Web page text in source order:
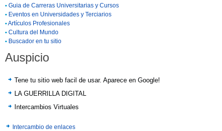
• Guia de Carreras Universitarias y Cursos
• Eventos en Universidades y Terciarios
•Artículos Profesionales
• Cultura del Mundo
• Buscador en tu sitio
Auspicio
Tene tu sitio web facil de usar. Aparece en Google!
LA GUERRILLA DIGITAL
Intercambios Virtuales
Intercambio de enlaces